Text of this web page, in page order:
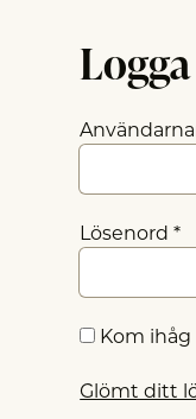
Lösenord*
Kom
Glömt ditt